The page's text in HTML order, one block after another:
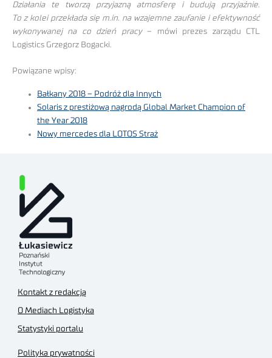
Działania te tworzą przyjazną atmosferę i budują przyjaźnie.
To z kolei przekłada się m.in. na wzajemne zaufanie i efektywność
wykonywanej na co dzień pracy– mówi prezes zarządu CTL
Logistics Grzegorz Bogacki.
Powiązane wpisy:
Bałkany 2018 – Podróż dla Innych
Solaris z prestiżową nagrodą Global Market Champion of
the Year 2018
Nowy mercedes dla LOTOS Straż
Kontakt z redakcją
O Mediach Logistyka
Statystyki portalu
Polityka prywatności